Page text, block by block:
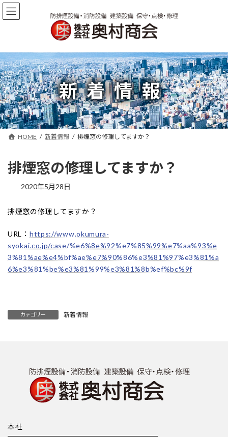
コ
ン
へ
ス
キ
ッ
プ
ナ
ビ
ョ
ン
に
移
動
新着情報
HOME 新着情報 排煙窓の修理してますか？
排煙窓の修理してますか？
2020年5月28日
排煙窓の修理してますか？
URL： https://www.okumura-
syokai.co.jp/case/%e6%8e%92%e7%85%99%e7%aa%93%e
3%81%ae%e4%bf%ae%e7%90%86%e3%81%97%e3%81%a
6%e3%81%be%e3%81%99%e3%81%8b%ef%bc%9f
カテゴリー 新着情報
本社